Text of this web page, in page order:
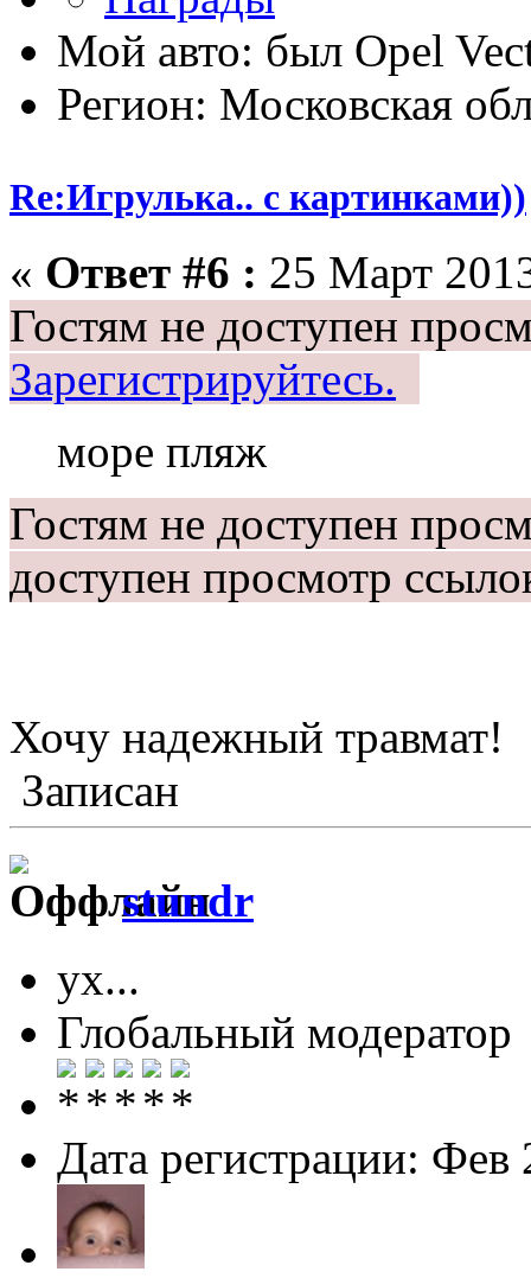
Мой авто: был Opel
Регион: Московская
Re:Игрулька.. с картинками))
« Ответ #6 : 25 Март
Гостям не доступен
Зарегистрируйтесь.
море пляж
Гостям не доступен
доступен просмотр
Хочу надежный травмат!
Записан
stundr
ух...
Глобальный модератор
Дата регистрации: Фев